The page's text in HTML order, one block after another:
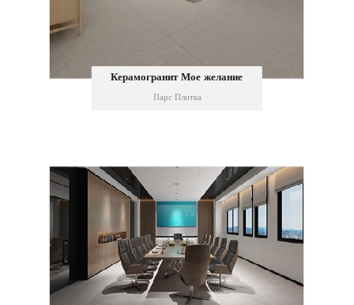
Керамогранит Мое желание
Парс Плитка